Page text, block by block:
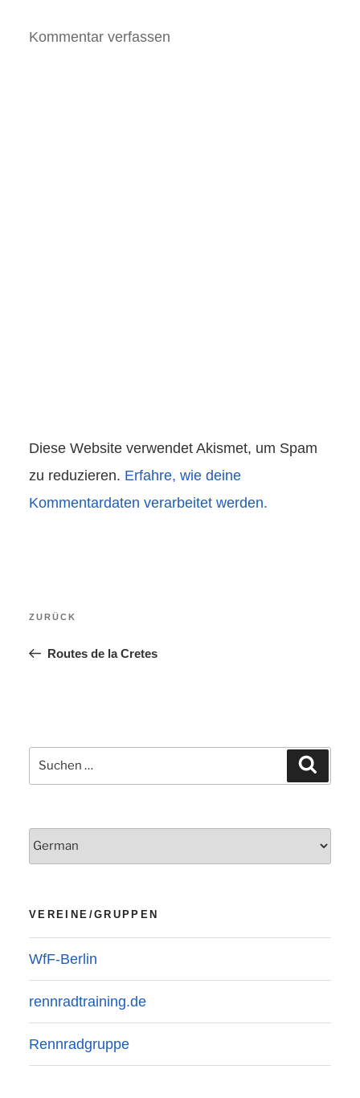
Kommentar verfassen
Diese Website verwendet Akismet, um Spam
zu reduzieren. Erfahre, wie deine
Kommentardaten verarbeitet werden.
Vorheriger
ZURÜCK
Routes de la Cretes
Suchen
nach:
VEREINE/GRUPPEN
WfF-Berlin
rennradtraining.de
Rennradgruppe